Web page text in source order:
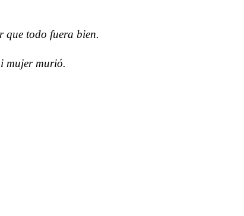
que todo fuera bien.
mujer murió.